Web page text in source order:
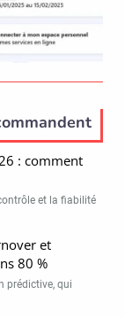
: comment
et la fiabilité
et
80 %
prédictive, qui